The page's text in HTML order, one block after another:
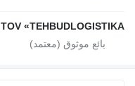
TOV «TEHBUDLOGISTIKA»